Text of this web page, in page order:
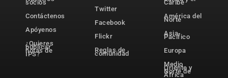
socios
Contáctenos
Apóyenos
¿Quieres
publicar
notas de
IPS?
Twitter
Facebook
Flickr
Reglas de
comunidad
Caribe
América del
Norte
Asia-
Pacífico
Europa
Medio
Oriente y
Norte de
África